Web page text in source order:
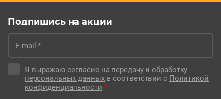
Подпишись на акции
Я выражаю согласие на передачу и обработку
персональных данных в соответствии с Политикой
конфиденциальности *